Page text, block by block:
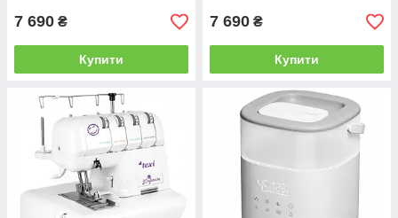
7 690 ₴
Купити
7 690 ₴
Купити